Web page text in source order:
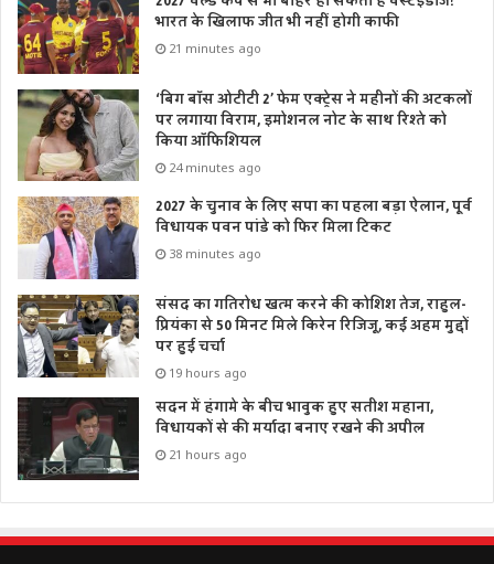
भारत के खिलाफ जीत भी नहीं होगी काफी
21 minutes ago
‘बिग बॉस ओटीटी 2’ फेम एक्ट्रेस ने महीनों की अटकलों
पर लगाया विराम, इमोशनल नोट के साथ रिश्ते को
किया ऑफिशियल
24 minutes ago
2027 के चुनाव के लिए सपा का पहला बड़ा ऐलान, पूर्व
विधायक पवन पांडे को फिर मिला टिकट
38 minutes ago
संसद का गतिरोध खत्म करने की कोशिश तेज, राहुल-
प्रियंका से 50 मिनट मिले किरेन रिजिजू, कई अहम मुद्दों
पर हुई चर्चा
19 hours ago
सदन में हंगामे के बीच भावुक हुए सतीश महाना,
विधायकों से की मर्यादा बनाए रखने की अपील
21 hours ago